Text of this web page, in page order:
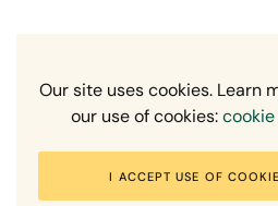
Fotograf Mikael Svensson |
Mölndal | +46-70-
HEM OM MIG
Our site uses cookies. Learn
our use of cookies:
I ACCEPT USE OF